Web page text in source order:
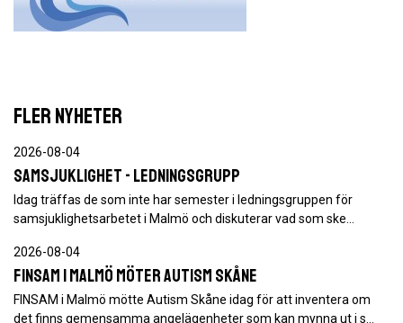
FLER NYHETER
2026-08-04
Samsjuklighet - ledningsgrupp
Idag träffas de som inte har semester i ledningsgruppen för
samsjuklighetsarbetet i Malmö och diskuterar vad som ske…
2026-08-04
FINSAM i Malmö möter Autism Skåne
FINSAM i Malmö mötte Autism Skåne idag för att inventera om
det finns gemensamma angelägenheter som kan mynna ut i s…